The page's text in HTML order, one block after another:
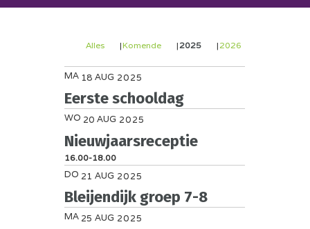
Alles Komende 2025 2026
MA 18 AUG 2025
Eerste schooldag
WO 20 AUG 2025
Nieuwjaarsreceptie
16.00-18.00
DO 21 AUG 2025
Bleijendijk groep 7-8
MA 25 AUG 2025